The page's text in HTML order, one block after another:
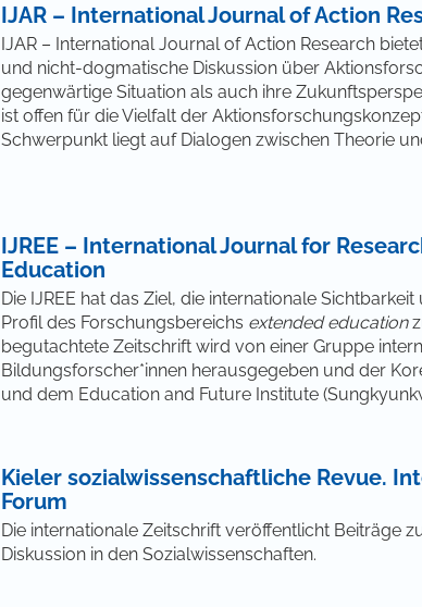
IJAR – International Journal of Action
IJAR – International Journal of Action Research
und nicht-dogmatische Diskussion über
gegenwärtige Situation als auch ihre
ist offen für die Vielfalt der
Schwerpunkt liegt auf Dialogen zwischen Theorie
IJREE – International Journal for
Education
Die IJREE hat das Ziel, die internationale
Profil des Forschungsbereichs extended education
begutachtete Zeitschrift wird von einer Gruppe
Bildungsforscher*innen herausgegeben und der
und dem Education and Future Institute
Kieler sozialwissenschaftliche Revue.
Forum
Die internationale Zeitschrift veröffentlicht Beiträge
Diskussion in den Sozialwissenschaften.